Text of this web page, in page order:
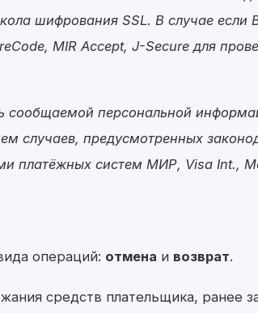
шифрования SSL. В случае если
MIR Accept, J-Secure для
сообщаемой персональной
случаев, предусмотренных
платёжных систем МИР, Visa Int.,
операций: отмена и возврат.
средств плательщика, ранее